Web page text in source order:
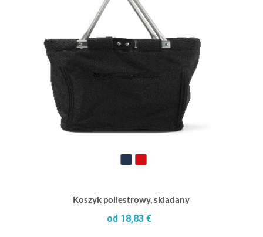
Koszyk poliestrowy, skladany
od 18,83 €